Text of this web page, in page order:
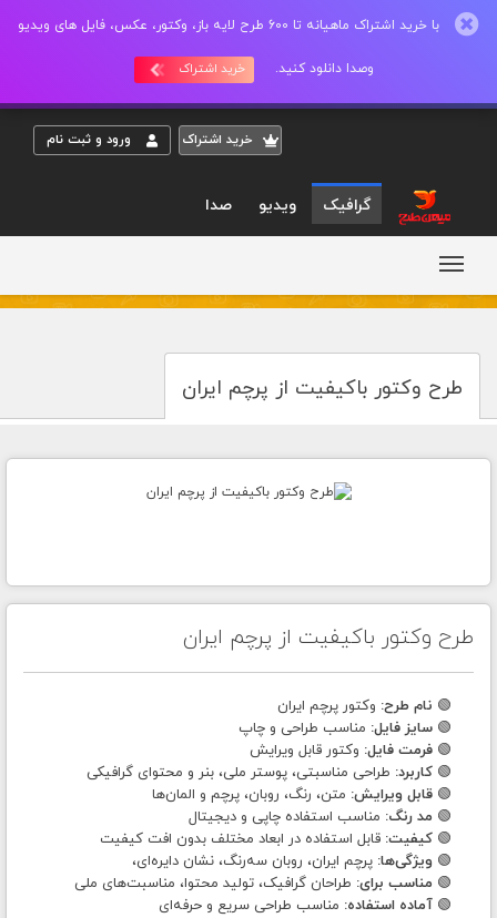
با خرید اشتراک ماهیانه تا 600 طرح لایه باز، وکتور، عکس، فایل های ویدیو
وصدا دانلود کنید. خرید اشتراک
خريد اشتراک ورود و ثبت نام
گرافیک ویدیو صدا
طرح وکتور باکیفیت از پرچم ایران
طرح وکتور باکیفیت از پرچم ایران
🟢 نام طرح: وکتور پرچم ایران
🟢 سایز فایل: مناسب طراحی و چاپ
🟢 فرمت فایل: وکتور قابل ویرایش
🟢 کاربرد: طراحی مناسبتی، پوستر ملی، بنر و محتوای گرافیکی
🟢 قابل ویرایش: متن، رنگ، روبان، پرچم و المان‌ها
🟢 مد رنگ: مناسب استفاده چاپی و دیجیتال
🟢 کیفیت: قابل استفاده در ابعاد مختلف بدون افت کیفیت
🟢 ویژگی‌ها: پرچم ایران، روبان سه‌رنگ، نشان دایره‌ای،
🟢 مناسب برای: طراحان گرافیک، تولید محتوا، مناسبت‌های ملی
🟢 آماده استفاده: مناسب طراحی سریع و حرفه‌ای